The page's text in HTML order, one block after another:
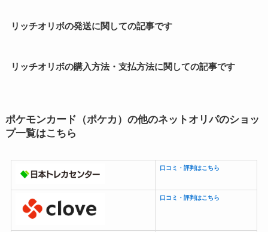
リッチオリボの発送に関しての記事です
リッチオリボの購入方法・支払方法に関しての記事です
ポケモンカード（ポケカ）の他のネットオリパのショッ
プ一覧はこちら
口コミ・評判はこちら
口コミ・評判はこちら